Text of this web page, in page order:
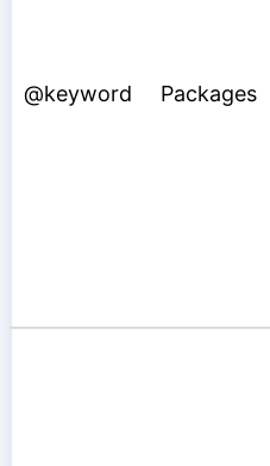
@keyword Packages